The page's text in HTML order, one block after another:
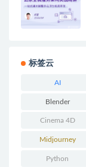
标签云
AI
Blender
Cinema 4D
Midjourney
Python